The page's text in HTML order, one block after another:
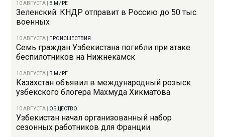
10 АВГУСТА В МИРЕ
Зеленский: КНДР отправит в Россию до 50 тыс.
военных
10 АВГУСТА ПРОИСШЕСТВИЯ
Семь граждан Узбекистана погибли при атаке
беспилотников на Нижнекамск
10 АВГУСТА В МИРЕ
Казахстан объявил в международный розыск
узбекского блогера Махмуда Хикматова
10 АВГУСТА ОБЩЕСТВО
Узбекистан начал организованный набор
сезонных работников для Франции